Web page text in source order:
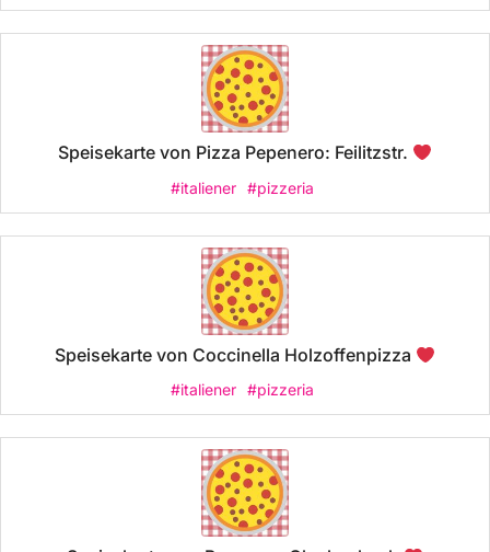
Speisekarte von Pizza Pepenero: Feilitzstr.
#italiener #pizzeria
Speisekarte von Coccinella Holzoffenpizza
#italiener #pizzeria